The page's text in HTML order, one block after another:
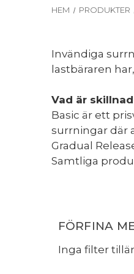
HEM PRODUKTER
Invändiga
lastbäraren
Vad är
Basic är ett
surrningar där
Gradual
Samtliga
FÖRFINA
Inga filter